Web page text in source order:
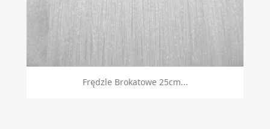
Frędzle Brokatowe 25cm...